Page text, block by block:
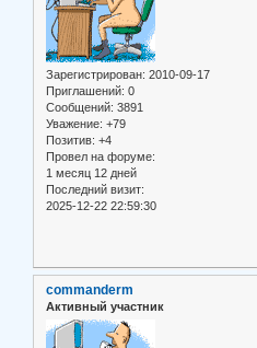
Зарегистрирован: 2010-09-17
Приглашений: 0
Сообщений: 3891
Уважение: +79
Позитив: +4
Провел на форуме:
1 месяц 12 дней
Последний визит:
2025-12-22 22:59:30
commanderm
Активный участник